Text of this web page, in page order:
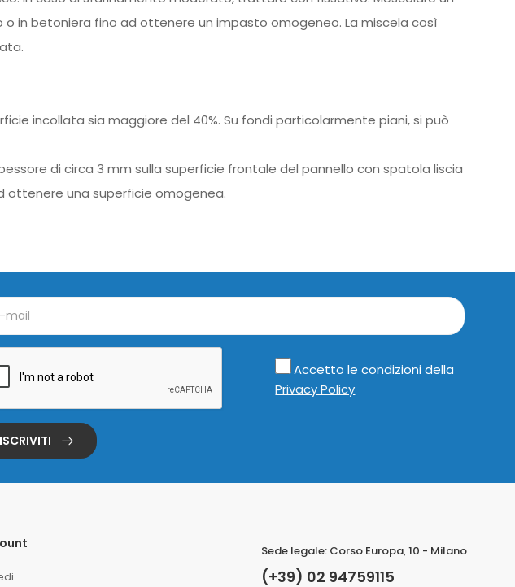
in betoniera fino ad ottenere un impasto omogeneo. La miscela così
incollata sia maggiore del 40%. Su fondi particolarmente piani, si può
di circa 3 mm sulla superficie frontale del pannello con spatola liscia
ottenere una superficie omogenea.
Accetto le condizioni della
Privacy Policy
ISCRIVITI
Sede legale: Corso Europa, 10 - Milano
(+39) 02 94759115